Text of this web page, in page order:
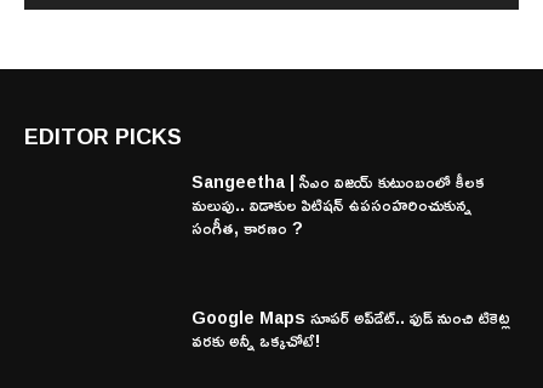
EDITOR PICKS
Sangeetha | సీఎం విజయ్ కుటుంబంలో కీలక
మలుపు.. విడాకుల పిటిషన్ ఉపసంహరించుకున్న
సంగీత, కారణం ?
Google Maps సూపర్ అప్‌డేట్.. ఫుడ్ నుంచి టికెట్ల
వరకు అన్నీ ఒక్కచోటే!